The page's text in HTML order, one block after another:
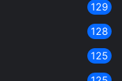
129
128
125